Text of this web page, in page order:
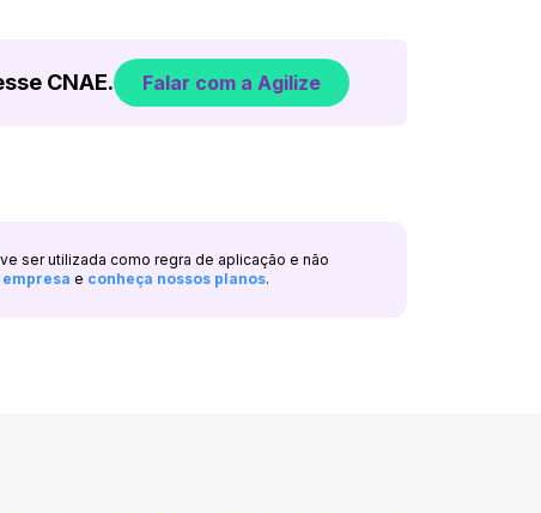
CNAE. Falar com a Agilize
ser utilizada como regra de aplicação e não
e conheça nossos planos.